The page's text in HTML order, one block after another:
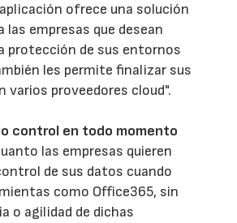
ofrece una solución
las empresas que desean
protección de sus entornos
les permite finalizar sus
proveedores cloud".
control en todo momento
las empresas quieren
de sus datos cuando
como Office365, sin
o agilidad de dichas